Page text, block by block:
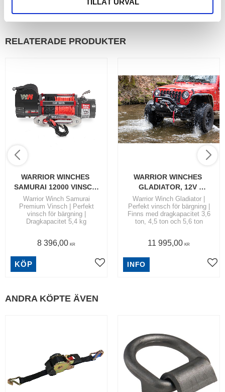
Lägg till i favoriter
RELATERADE PRODUKTER
WARRIOR WINCHES
SAMURAI 12000 VINSCH
24V SYNTETLINA
Warrior Winch Samurai
Premium Vinsch | Perfekt
vinsch för bärgning |
Dragkapacitet 5,4 kg
8 396,00 KR
KÖP
WARRIOR WINCHES
GLADIATOR, 12V
ARMORTEK EXTREME
Warrior Winch Gladiator |
Perfekt vinsch för bärgning |
Finns med dragkapacitet 3,6
ton, 4,5 ton och 5,6 ton
11 995,00 KR
INFO
ANDRA KÖPTE ÄVEN